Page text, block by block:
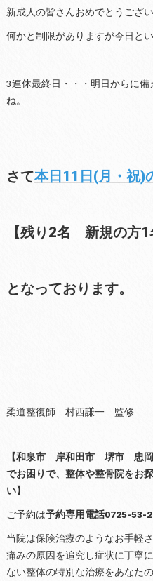
新成人の皆さんおめでとうござ
何かと制限がありますが今日と
3連休最終日・・・明日からに
ね。
さて本日11日(月・祝)
【残り2名 新規の方1
となっております。
柔道整復師 村西謙一 監修
【和泉市 岸和田市 堺市 忠岡
でお困りで、整体や整骨院をお
い】
ご予約は予約専用電話0725-53-
当院は保険治療のようなお手軽
痛みの原因を追究し症状に丁寧
ない整体の特別な治療をあなた